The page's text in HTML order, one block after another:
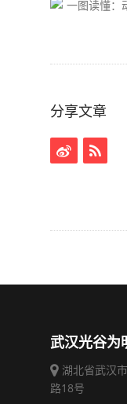
分享文章
武汉光谷为
湖北省武汉
路18号